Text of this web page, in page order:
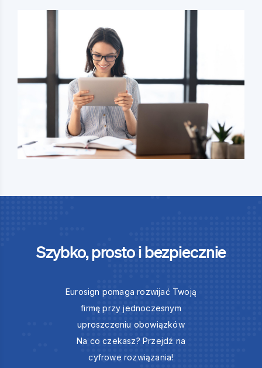
Szybko, prosto i bezpiecznie
Eurosign pomaga rozwijać Twoją
firmę przy jednoczesnym
uproszczeniu obowiązków
Na co czekasz? Przejdź na
cyfrowe rozwiązania!